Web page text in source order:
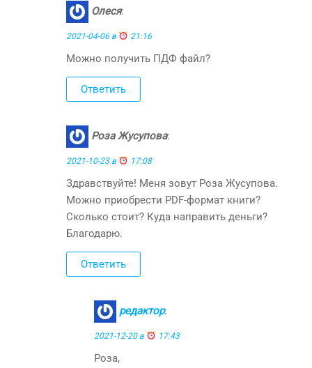
Олеся:
2021-04-06 в 21:16
Можно получить ПДФ файл?
Ответить
Роза Жусупова:
2021-10-23 в 17:08
Здравствуйте! Меня зовут Роза Жусупова.
Можно приобрести PDF-формат книги?
Сколько стоит? Куда направить деньги?
Благодарю.
Ответить
редактор:
2021-12-20 в 17:43
Роза,